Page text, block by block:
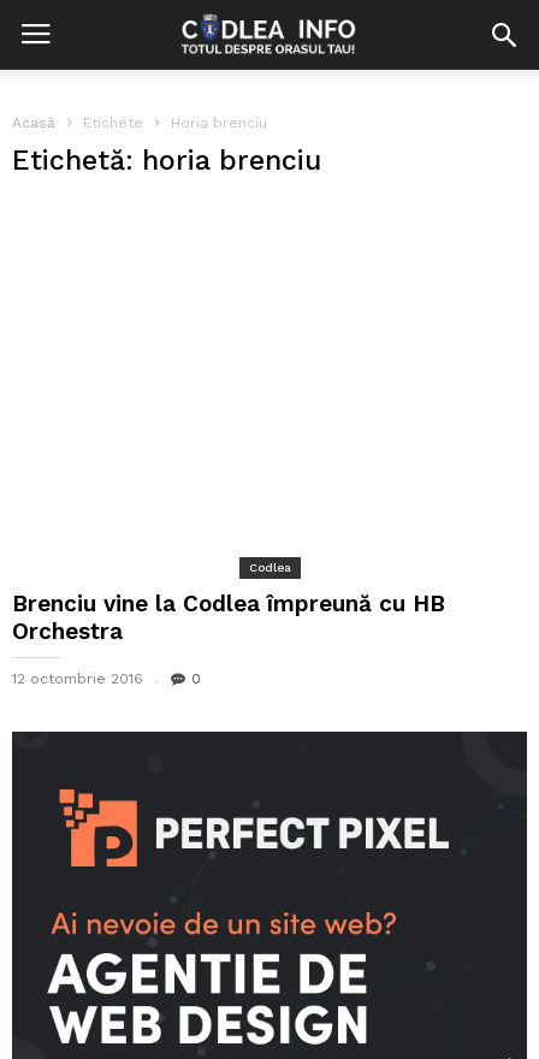
Acasă Etichete Horia brenciu
Etichetă: horia brenciu
Codlea
Brenciu vine la Codlea împreună cu HB
Orchestra
12 octombrie 2016 0